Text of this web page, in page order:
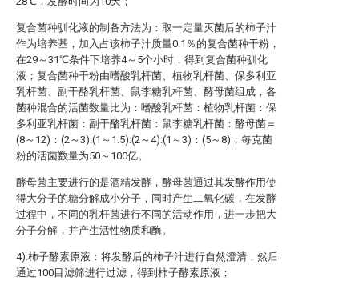
复合菌种驯化液的制备方法为：取一定量灭菌后的柿子汁
作为培养基，加入占该柿子汁质量0.1％的复合菌种干粉，
在29～31℃条件下培养4～5个小时，得到复合菌种驯化
液；复合菌种干粉由嗜酸乳杆菌、植物乳杆菌、保多利亚
乳杆菌、副干酪乳杆菌、鼠李糖乳杆菌、酵母菌组成，各
菌种混合的活菌数量比为：嗜酸乳杆菌：植物乳杆菌：保
多利亚乳杆菌：副干酪乳杆菌：鼠李糖乳杆菌：酵母菌＝
(8～12)：(2～3):(1～1.5):(2～4):(1～3)：(5～8)；每克菌
粉的活菌数量为50～100亿。
酵母菌主要进行的是酒精发酵，酵母菌通过其发酵作用使
得大分子的糖分解成小分子，同时产生二氧化碳，在发酵
过程中，不同的乳杆菌进行不同的活动作用，进一步把大
分子分解，并产生活性物质和酶。
4).柿子酵素原液：将发酵后的柿子汁进行自然澄清，然后
通过100目滤筛进行过滤，得到柿子酵素原液；